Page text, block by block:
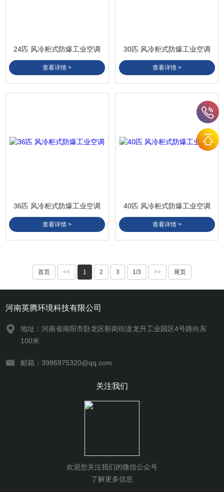
24匹 风冷柜式防爆工业空调
查看详情 >
30匹 风冷柜式防爆工业空调
查看详情 >
36匹 风冷柜式防爆工业空调
查看详情 >
40匹 风冷柜式防爆工业空调
查看详情 >
首页 << 1 2 3 1/3 >> 尾页
河南英腾环境科技有限公司
地址：河南省南阳市卧龙区靳岗街道龙升工业园区4号路向东
100米
邮箱：3986975320@qq.com
关注我们
欢迎您关注我们的微信公众号
了解更多信息